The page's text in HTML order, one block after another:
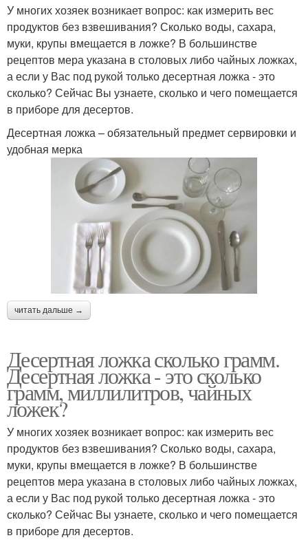
У многих хозяек возникает вопрос: как измерить вес
продуктов без взвешивания? Сколько воды, сахара,
муки, крупы вмещается в ложке? В большинстве
рецептов мера указана в столовых либо чайных ложках,
а если у Вас под рукой только десертная ложка - это
сколько? Сейчас Вы узнаете, сколько и чего помещается
в приборе для десертов.
Десертная ложка – обязательный предмет сервировки и
удобная мерка
читать дальше →
Десертная ложка сколько грамм.
Десертная ложка - это сколько
грамм, миллилитров, чайных
ложек?
У многих хозяек возникает вопрос: как измерить вес
продуктов без взвешивания? Сколько воды, сахара,
муки, крупы вмещается в ложке? В большинстве
рецептов мера указана в столовых либо чайных ложках,
а если у Вас под рукой только десертная ложка - это
сколько? Сейчас Вы узнаете, сколько и чего помещается
в приборе для десертов.